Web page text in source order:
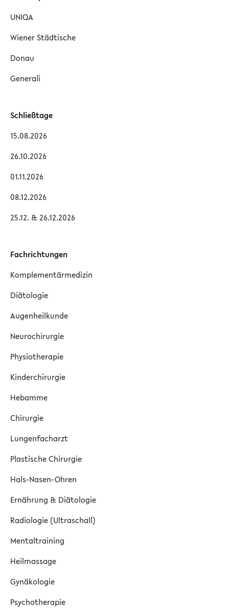
UNIQA
Wiener Städtische
Donau
Generali
Schließtage
15.08.2026
26.10.2026
01.11.2026
08.12.2026
25.12. & 26.12.2026
Fachrichtungen
Komplementärmedizin
Diätologie
Augenheilkunde
Neurochirurgie
Physiotherapie
Kinderchirurgie
Hebamme
Chirurgie
Lungenfacharzt
Plastische Chirurgie
Hals-Nasen-Ohren
Ernährung & Diätologie
Radiologie (Ultraschall)
Mentaltraining
Heilmassage
Gynäkologie
Psychotherapie